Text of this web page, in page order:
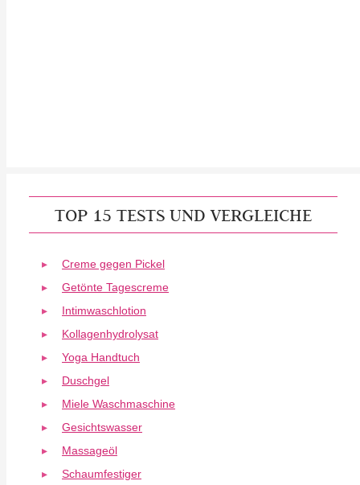
TOP 15 TESTS UND VERGLEICHE
Creme gegen Pickel
Getönte Tagescreme
Intimwaschlotion
Kollagenhydrolysat
Yoga Handtuch
Duschgel
Miele Waschmaschine
Gesichtswasser
Massageöl
Schaumfestiger